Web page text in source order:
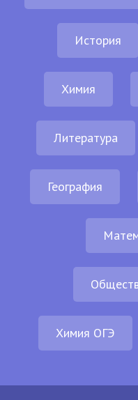
История
Химия
Литература
География
Химия ОГЭ